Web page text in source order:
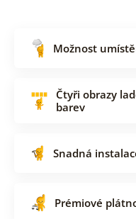
Možnost
Čtyři obrazy
barev
Snadná
Prémiové